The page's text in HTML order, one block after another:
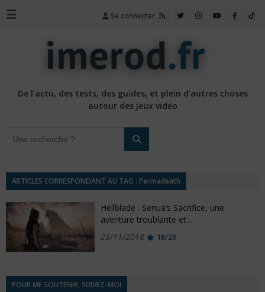
☰ Se connecter
De l'actu, des tests, des guides, et plein d'autres choses
autour des jeux vidéo
ARTICLES CORRESPONDANT AU TAG : Permadeath
Hellblade : Senua’s Sacrifice, une
aventure troublante et…
23/11/2018
18/20
POUR ME SOUTENIR, SUIVEZ-MOI